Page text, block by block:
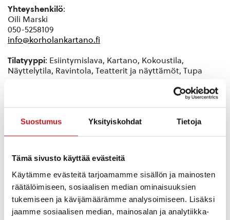
Suostumus Yksityiskohdat Tietoja
Tämä sivusto käyttää evästeitä
Käytämme evästeitä tarjoamamme sisällön ja mainosten
räätälöimiseen, sosiaalisen median ominaisuuksien
tukemiseen ja kävijämäärämme analysoimiseen. Lisäksi
jaamme sosiaalisen median, mainosalan ja analytiikka-
Yhteyshenkilö:
Oili Marski
050-5258109
info@korholankartano.fi
Tilatyyppi: Esiintymislava, Kartano, Kokoustila,
Näyttelytila, Ravintola, Teatterit ja näyttämöt, Tupa
: Puutarhassa ulkoilma-
esiintymislava, jossa katettu katsomo. Esiintymislavaan
järvelle ja jylhälle Kokkovuorelle.
huvimaja, paviljonki ja grillikota sekä sauna.
Kategoria: Esiintymislava, Kartano, Kokoustila,
Näyttelytila, Ravintola
Tilan käyttötarkoitus:
Ateljeekoti on taiteesta kiinnostuneiden suosittu